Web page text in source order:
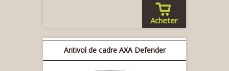
Acheter
Antivol de cadre AXA Defender